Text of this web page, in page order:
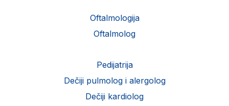
Oftalmologija
Oftalmolog
Pedijatrija
Dečiji pulmolog i alergolog
Dečiji kardiolog